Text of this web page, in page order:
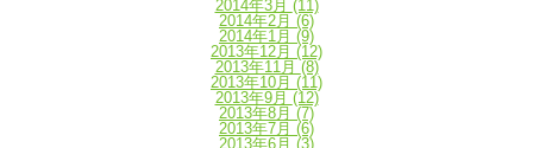
2014年3月 (11)
2014年2月 (6)
2014年1月 (9)
2013年12月 (12)
2013年11月 (8)
2013年10月 (11)
2013年9月 (12)
2013年8月 (7)
2013年7月 (6)
2013年6月 (3)